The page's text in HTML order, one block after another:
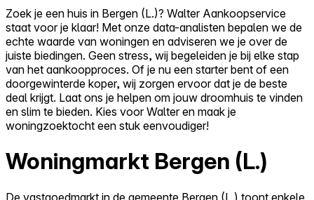
Zoek je een huis in Bergen (L.)? Walter Aankoopservice
staat voor je klaar! Met onze data-analisten bepalen we de
echte waarde van woningen en adviseren we je over de
juiste biedingen. Geen stress, wij begeleiden je bij elke stap
van het aankoopproces. Of je nu een starter bent of een
doorgewinterde koper, wij zorgen ervoor dat je de beste
deal krijgt. Laat ons je helpen om jouw droomhuis te vinden
en slim te bieden. Kies voor Walter en maak je
woningzoektocht een stuk eenvoudiger!
Woningmarkt Bergen (L.)
De vastgoedmarkt in de gemeente Bergen (L.) toont enkele